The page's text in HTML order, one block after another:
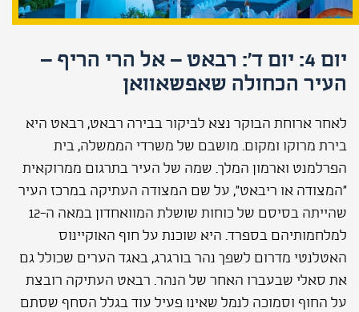
יום 4: יום ד': רבאט – אל הרי הריף –
העיר הכחולה שאפשאוואן
לאחר ארוחת הבוקר נצא לביקור בבירה רבאט, רבאט היא
בירת מרוקו ומקום. מושבם של משרדי הממשלה, בית
הפרלמנט וארמון המלך. שמה של העיר בתרגום ממרוקאית
"המצודה או ריבאט", על שם המצודה העתיקה במרכז העיר
שהייתה בסיסם של כוחות שושלת המוואחדון במאה ה-12
למלחמותיהם בספרד. היא שוכנת על חוף האוקיינוס
האטלנטי מדרום לשפך נהר בורגרג, באגד הערים שכולל גם
את סאלי שבעברו האחר של הנהר. רבאט העתיקה רובצת
על החוף וסמוכה לנמל שאינו פעיל עוד בגלל הסחף שסתם